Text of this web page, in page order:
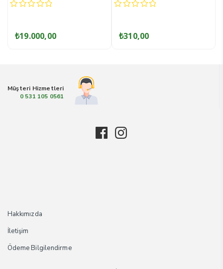
₺19.000,00 ₺310,00
Müşteri Hizmetleri
0 531 105 0561
Hakkımızda
İletişim
Ödeme Bilgilendirme